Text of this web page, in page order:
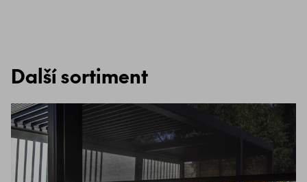
Další sortiment